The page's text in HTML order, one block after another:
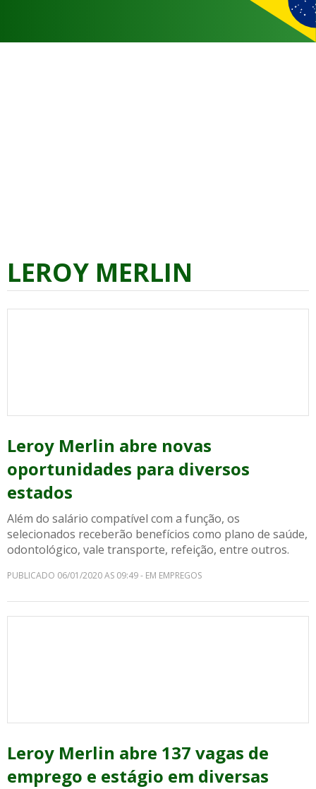
LEROY MERLIN
Leroy Merlin abre novas
oportunidades para diversos
estados
Além do salário compatível com a função, os
selecionados receberão benefícios como plano de saúde,
odontológico, vale transporte, refeição, entre outros.
PUBLICADO 06/01/2020 AS 09:49 - EM EMPREGOS
Leroy Merlin abre 137 vagas de
emprego e estágio em diversas